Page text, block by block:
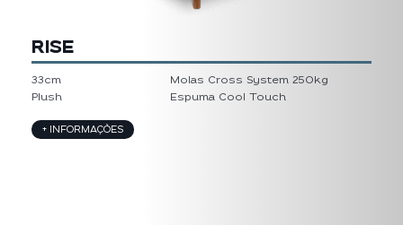
RISE
33cm
Plush
Molas Cross System 250kg
Espuma Cool Touch
+ INFORMAÇÕES